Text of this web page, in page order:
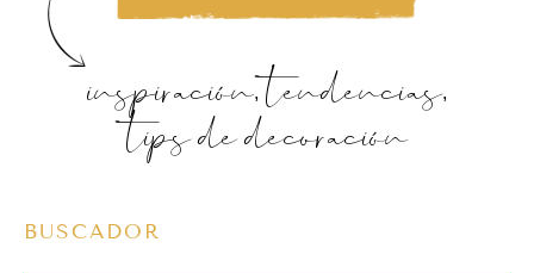
inspiración, tendencias,
tips de decoración
BUSCADOR